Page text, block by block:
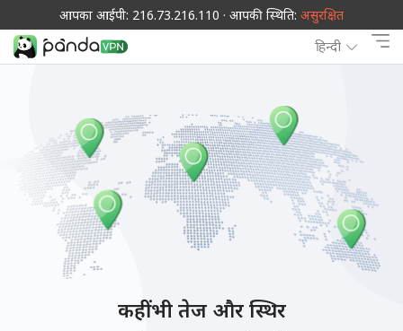
आपका आईपी: 216.73.216.110 · आपकी स्थिति: असुरक्षित
हिन्दी
कहीं भी तेज और स्थिर